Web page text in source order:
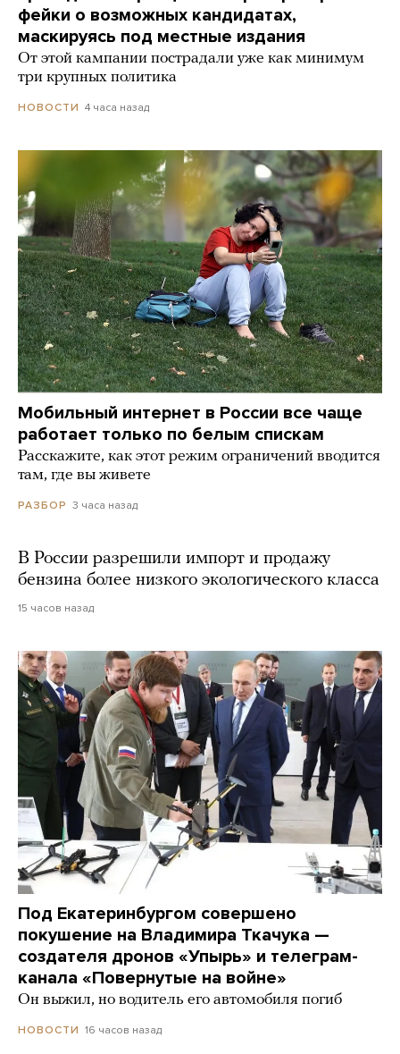
фейки о возможных кандидатах,
маскируясь под местные издания
От этой кампании пострадали уже как минимум
три крупных политика
НОВОСТИ 4 часа назад
Мобильный интернет в России все чаще
работает только по белым спискам
Расскажите, как этот режим ограничений вводится
там, где вы живете
РАЗБОР 3 часа назад
В России разрешили импорт и продажу
бензина более низкого экологического класса
15 часов назад
Под Екатеринбургом совершено
покушение на Владимира Ткачука —
создателя дронов «Упырь» и телеграм-
канала «Повернутые на войне»
Он выжил, но водитель его автомобиля погиб
НОВОСТИ 16 часов назад